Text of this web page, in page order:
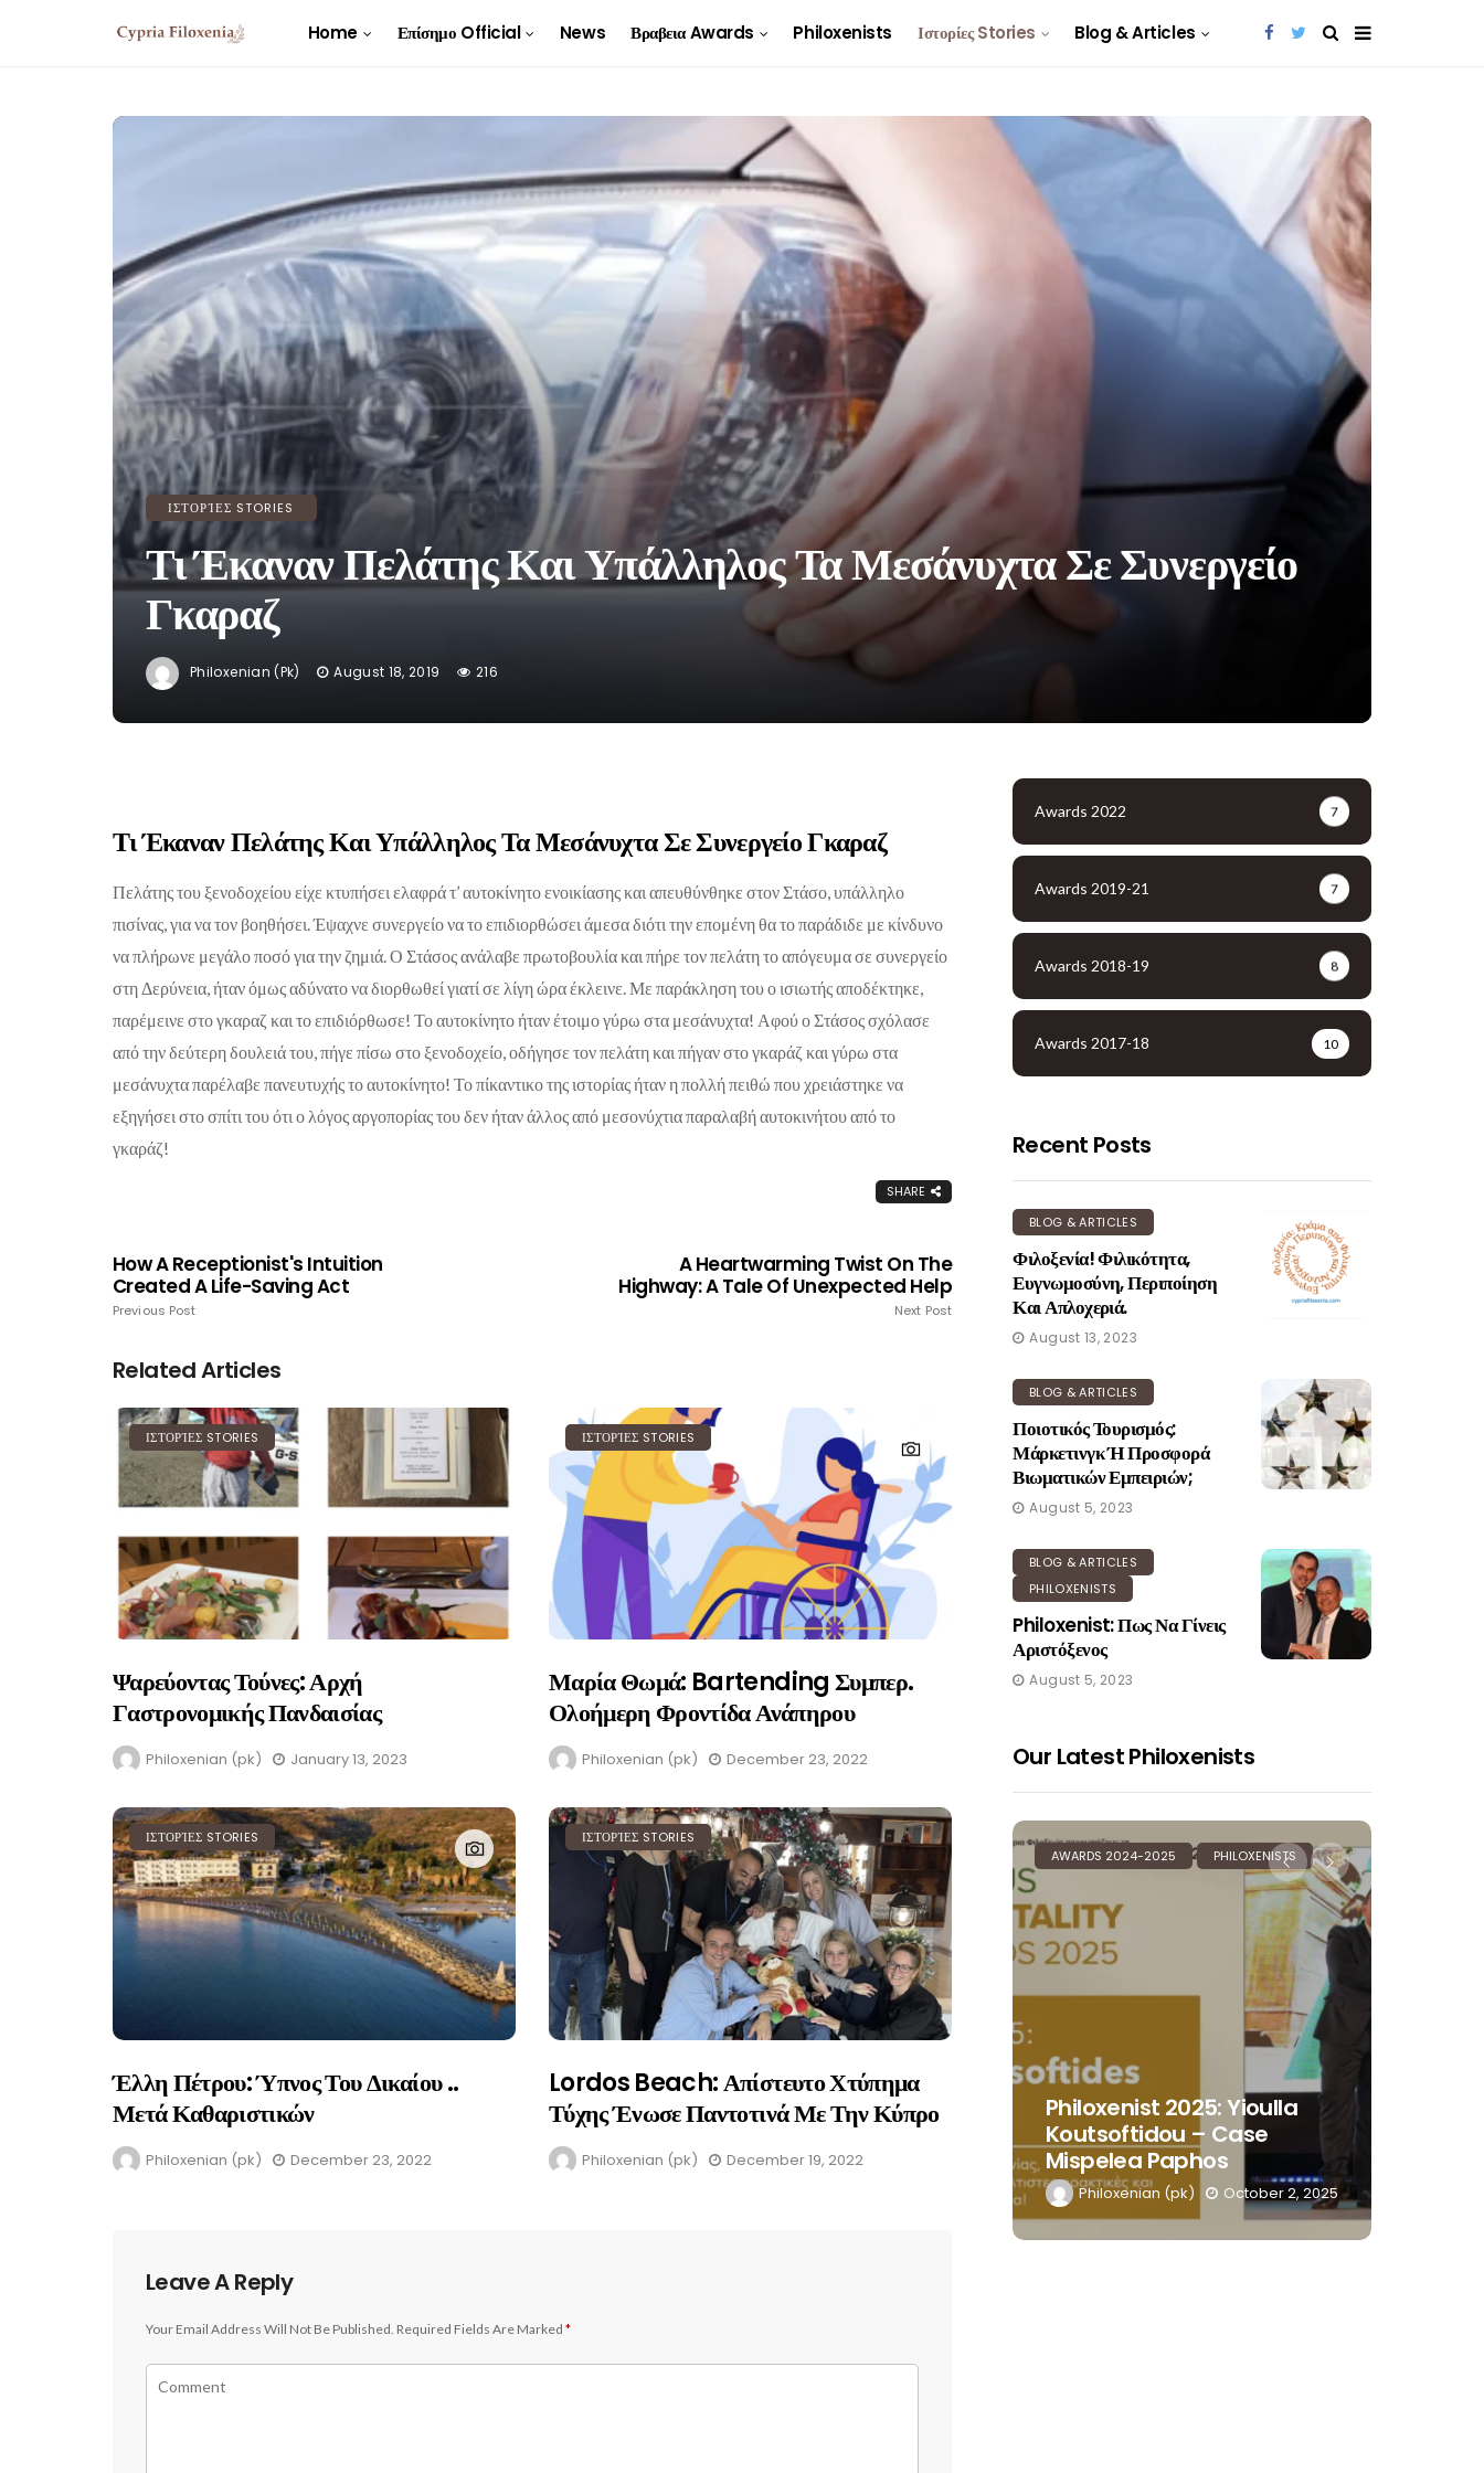
Home Επίσημο Official News Βραβεια Awards Philoxenists Ιστορίες Stories Blog & Articles
ΙΣΤΟΡΊΕΣ STORIES
Τι Έκαναν Πελάτης Και Υπάλληλος Τα Μεσάνυχτα Σε Συνεργείο
Γκαραζ
Philoxenian (pk) August 18, 2019 216
Τι Έκαναν Πελάτης Και Υπάλληλος Τα Μεσάνυχτα Σε Συνεργείο Γκαραζ
Πελάτης του ξενοδοχείου είχε κτυπήσει ελαφρά τ’ αυτοκίνητο ενοικίασης και απευθύνθηκε στον Στάσο, υπάλληλο
πισίνας, για να τον βοηθήσει. Έψαχνε συνεργείο να το επιδιορθώσει άμεσα διότι την επομένη θα το παράδιδε με κίνδυνο
να πλήρωνε μεγάλο ποσό για την ζημιά. Ο Στάσος ανάλαβε πρωτοβουλία και πήρε τον πελάτη το απόγευμα σε συνεργείο
στη Δερύνεια, ήταν όμως αδύνατο να διορθωθεί γιατί σε λίγη ώρα έκλεινε. Με παράκληση του ο ισιωτής αποδέκτηκε,
παρέμεινε στο γκαραζ και το επιδιόρθωσε! Το αυτοκίνητο ήταν έτοιμο γύρω στα μεσάνυχτα! Αφού ο Στάσος σχόλασε
από την δεύτερη δουλειά του, πήγε πίσω στο ξενοδοχείο, οδήγησε τον πελάτη και πήγαν στο γκαράζ και γύρω στα
μεσάνυχτα παρέλαβε πανευτυχής το αυτοκίνητο! Το πίκαντικο της ιστορίας ήταν η πολλή πειθώ που χρειάστηκε να
εξηγήσει στο σπίτι του ότι ο λόγος αργοπορίας του δεν ήταν άλλος από μεσονύχτια παραλαβή αυτοκινήτου από το
γκαράζ!
SHARE
How A Receptionist's Intuition
Created A Life-Saving Act
Previous Post
A Heartwarming Twist On The
Highway: A Tale Of Unexpected Help
Next Post
Related Articles
ΙΣΤΟΡΊΕΣ STORIES
Ψαρεύοντας Τούνες: Αρχή
Γαστρονομικής Πανδαισίας
Philoxenian (pk) January 13, 2023
ΙΣΤΟΡΊΕΣ STORIES
Μαρία Θωμά: Bartending Συμπερ.
Ολοήμερη Φροντίδα Ανάπηρου
Philoxenian (pk) December 23, 2022
ΙΣΤΟΡΊΕΣ STORIES
Έλλη Πέτρου: Ύπνος Του Δικαίου ..
Μετά Καθαριστικών
Philoxenian (pk) December 23, 2022
ΙΣΤΟΡΊΕΣ STORIES
Lordos Beach: Απίστευτο Χτύπημα
Τύχης Ένωσε Παντοτινά Με Την Κύπρο
Philoxenian (pk) December 19, 2022
Leave A Reply
Your Email Address Will Not Be Published. Required Fields Are Marked *
Awards 2022 7
Awards 2019-21 7
Awards 2018-19 8
Awards 2017-18 10
Recent Posts
BLOG & ARTICLES
Φιλοξενία! Φιλικότητα,
Ευγνωμοσύνη, Περιποίηση
Και Απλοχεριά.
August 13, 2023
BLOG & ARTICLES
Ποιοτικός Τουρισμός:
Μάρκετινγκ Ή Προσφορά
Βιωματικών Εμπειριών;
August 5, 2023
BLOG & ARTICLES
PHILOXENISTS
Philoxenist: Πως Να Γίνεις
Αριστόξενος
August 5, 2023
Our Latest Philoxenists
BLOG & ARTICLES PHILOXENISTS
Philoxenist: Πως Να Γίνεις
Αριστόξενος
AWARDS 2024-2025 PHILOXENISTS
Philoxenist 2025: Yioulla
Koutsoftidou – Case
Mispelea Paphos
Philoxenian (pk) October 2, 2025